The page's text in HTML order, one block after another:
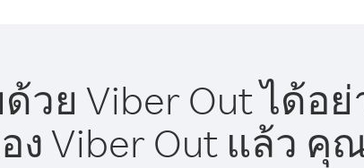
วย Viber Out ได้อ
Viber Out แล้ว คุ